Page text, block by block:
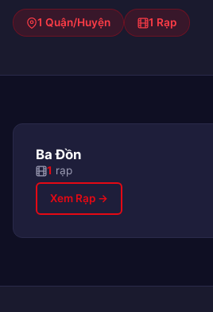
1 Quận/Huyện 1 Rạp
Ba Đồn
1 rạp
Xem Rạp →